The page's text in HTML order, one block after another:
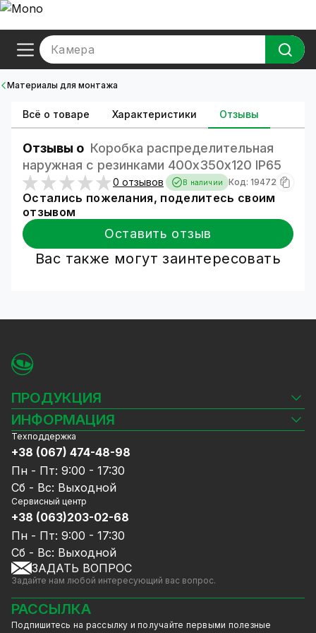
Камера
Материалы для монтажа
Всё о товаре Характеристики Отзывы
Отзывы о Коробка распределительная
наружная с резинками 400х350х120 IP65
0 отзывов В наличии Код: 19472
Остались пожелания, поделитесь своим
отзывом
Оставить отзыв
Вас также могут заинтересовать
ПРОДУКЦИЯ
Камеры видеонаблюдения
Видеорегистраторы
Комплекты видеонаблюдения
СКУД
Источники питания
Сетевое оборудование
Ноутбуки и компьютеры
Аксессуары
Акции
Уцененный товар
GreenVision скидки
Мерч от GreenVision
Товары для дома
ИНФОРМАЦИЯ
Блог
Доставка и оплата
Гарантия и Сервисное обслуживание
Политика конфиденциальности
Договор публичной оферты
Сотрудничество
Услуги
Калькулятор расчёта объёма HDD
Техподдержка
+38 (067) 474-48-98
Пн - Пт: 9:00 - 17:30
Сб - Вс: Выходной
Сервисный центр
+38 (063)203-02-68
Пн - Пт: 9:00 - 17:30
Сб - Вс: Выходной
ЗАДАТЬ ВОПРОС
Задайте нам любой интересующий вас вопрос.
РАССЫЛКА
Подпишитесь на рассылку и получайте первыми полезные